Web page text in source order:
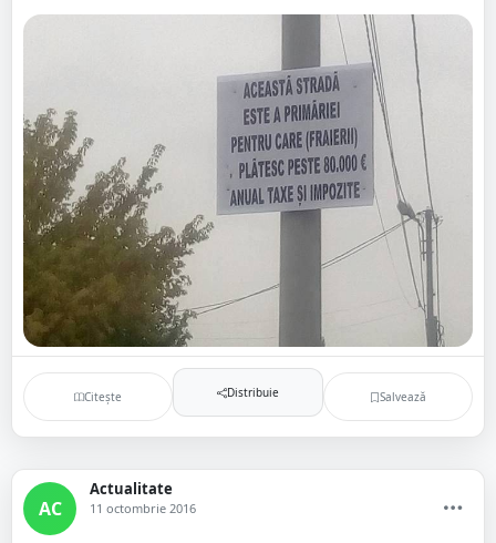
Citește Distribuie Salvează
AC
Actualitate
11 octombrie 2016